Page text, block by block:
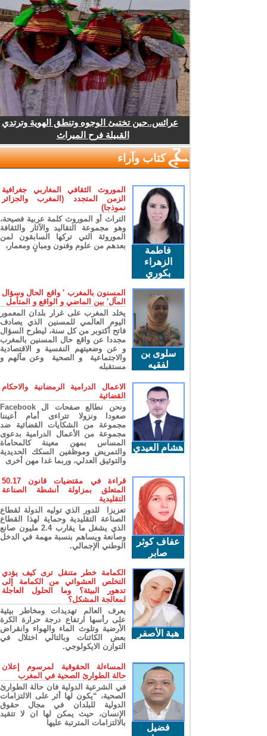
عرائس..حين تختبئ الوجوه وتنطق الهوية وترتدي
القبيلة فرح الميراث
كتاب وآراء
فاطمة
الزهراء
بكوري
الموروث الثقافي المغاربي جغرافية
الزمن المتجدد (المغرب والجزائر
نموذجا)
التراث أو الموروث كلمة عربية فصيحة،
وهو مجموعة التقاليد والآثار والثقافة
الموروثة التي تركها السابقون لمن
بعدهم من علوم وفنون ومبانٍ ومعمار،
سلوى بن
لفقيه
المسنون بالمغرب ' واقع الحال وسؤال
المآل' بين الماضي و الواقع و المتأمل
يخلد المغرب على غرار بلدان المعمور
اليوم العالمي للمسنين الذي يصادف
فاتح أكتوبر من كل سنة، ليطرح السؤال
مجددا عن واقع حال المسنين بالمغرب
و عن وضعيتهم النفسية و الاقتصادية
والاجتماعية و الصحية وعن مآلهم و
مستقبله
هشام العيدي
الاعمال الدرامية الرمضانية والاحكام
القضائية
ونحن نطالع صفحات ال Facebook
صعودا ونزولا تتراءى أمام أعيننا
مجموعة من الشكايات القضائية ضد
مجموعة من الأعمال الدرامية بدعوى
المساس بمهن معينة كالمحاماة
والتمريض وموظفين السكك الحديدية
والتوثيق العدلي، وربما غدا مهن أخرى
عفاف كوثر
صابر
قراءة في مقتضيات قانون 50.17
المتعلق بمزاولة أنشطة الصناعة
التقليدية
تعزيزا للدور الذي توليه الدولة لقطاع
الصناعة التقليدية وحماية لهذا القطاع
الذي يشغل ما يقارب 2.4 مليون صانع
وصانعة ويساهم بنسبة مهمة في الدخل
الوطني الإجمالي.
هبة الأصفر
الكمامة خطر متنقل ترى كيف يؤدي
التخلص العشوائي من الكمامة إلى
تدهور البيئة؟ وما الحلول العاجلة
لمعالجة المشكل؟
يعرف العالم تهديدات ومخاطر بيئية
على رأسها ارتفاع درجة حرارة الكرة
الأرضية وتلوث الماء والهواء وانقراض
بعض الكائنات وبالتالي اختلال في
التوازن الايكولوجي.
فضيل
المساءلة الحقوقية لمرسوم إعلان
حالة الطوارئ الصحية في المغرب
في الشرعية الدولية فان حالة الطوارئ
الصحية، “يكون لها أثر على الالتزامات
الدولية للبلدان في مجال حقوق
الإنسان، حيث يمكن لها ان لا تتقيد
بالالتزامات المترتبة عليها